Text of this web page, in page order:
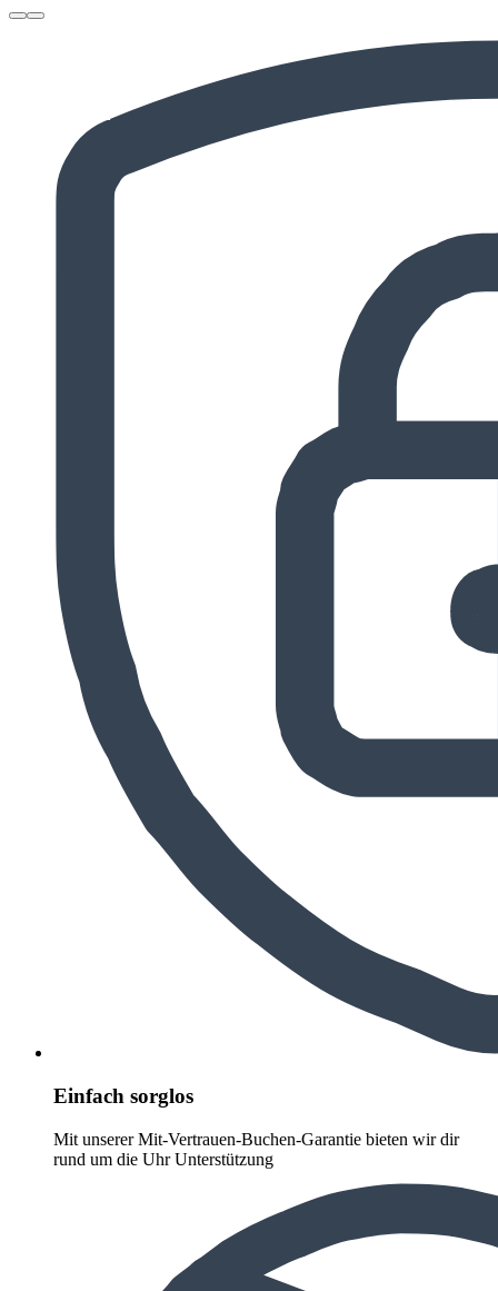
Einfach sorglos
Mit unserer Mit-Vertrauen-Buchen-Garantie bieten wir dir
rund um die Uhr Unterstützung